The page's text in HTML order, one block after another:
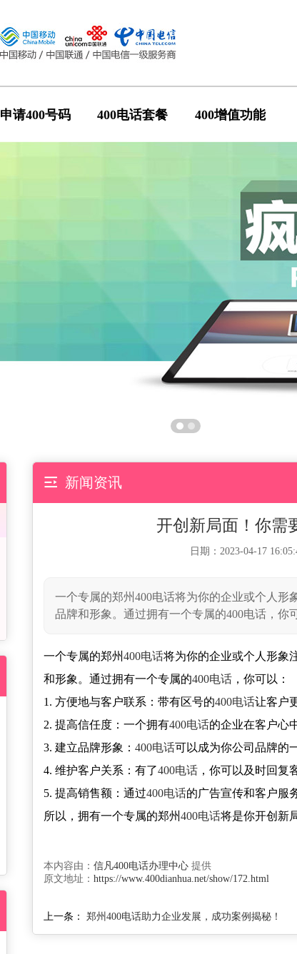
申请400号码 400电话套餐 400增值功能
 新闻资讯
开创新局面！你需
日期：2023-04-17
一个专属的郑州400电话将为你的企业或个人
品牌和形象。通过拥有一个专属的400电话，你
一个专属的郑州400电话将为你的企业或个人形象
和形象。通过拥有一个专属的400电话 ，你可以：
1. 方便地与客户联系：带有区号的400电话让客户
2. 提高信任度：一个拥有400电话的企业在客户心
3. 建立品牌形象： 400电话可以成为你公司品牌的
4. 维护客户关系：有了400电话 ，你可以及时回复
5. 提高销售额：通过400电话的广告宣传和客户服
所以，拥有一个专属的郑州400电话将是你开创新
本内容由： 信凡400电话办理中心 提供
原文地址： https://www.400dianhua.net/show/172.html
上一条： 郑州400电话助力企业发展，成功案例揭秘！